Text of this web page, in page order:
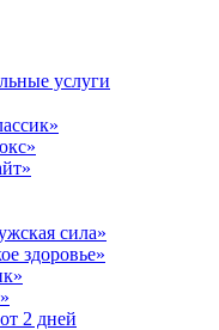
услуги
сила»
здоровье»
2 дней